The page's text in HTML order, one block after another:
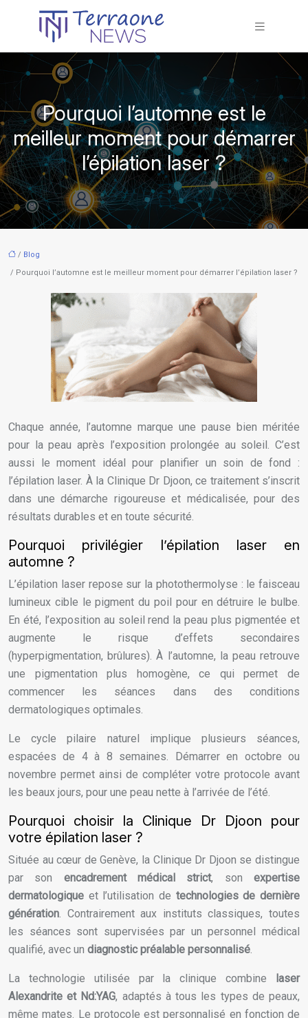
Pourquoi l’automne est le
meilleur moment pour démarrer
l’épilation laser ?
/ Blog
/ Pourquoi l’automne est le meilleur moment pour démarrer l’épilation laser ?
Chaque année, l’automne marque une pause bien méritée
pour la peau après l’exposition prolongée au soleil. C’est
aussi le moment idéal pour planifier un soin de fond :
l’épilation laser. À la Clinique Dr Djoon, ce traitement s’inscrit
dans une démarche rigoureuse et médicalisée, pour des
résultats durables et en toute sécurité.
Pourquoi privilégier l’épilation laser en
automne ?
L’épilation laser repose sur la photothermolyse : le faisceau
lumineux cible le pigment du poil pour en détruire le bulbe.
En été, l’exposition au soleil rend la peau plus pigmentée et
augmente le risque d’effets secondaires
(hyperpigmentation, brûlures). À l’automne, la peau retrouve
une pigmentation plus homogène, ce qui permet de
commencer les séances dans des conditions
dermatologiques optimales.
Le cycle pilaire naturel implique plusieurs séances,
espacées de 4 à 8 semaines. Démarrer en octobre ou
novembre permet ainsi de compléter votre protocole avant
les beaux jours, pour une peau nette à l’arrivée de l’été.
Pourquoi choisir la Clinique Dr Djoon pour
votre épilation laser ?
Située au cœur de Genève, la Clinique Dr Djoon se distingue
par son encadrement médical strict, sonexpertise
dermatologique et l’utilisation de technologies de dernière
génération. Contrairement aux instituts classiques, toutes
les séances sont supervisées par un personnel médical
qualifié, avec un diagnostic préalable personnalisé.
La technologie utilisée par la clinique combine
laser
Alexandrite et Nd:YAG, adaptés à tous les types de peaux,
même mates. Le protocole est personnalisé en fonction de